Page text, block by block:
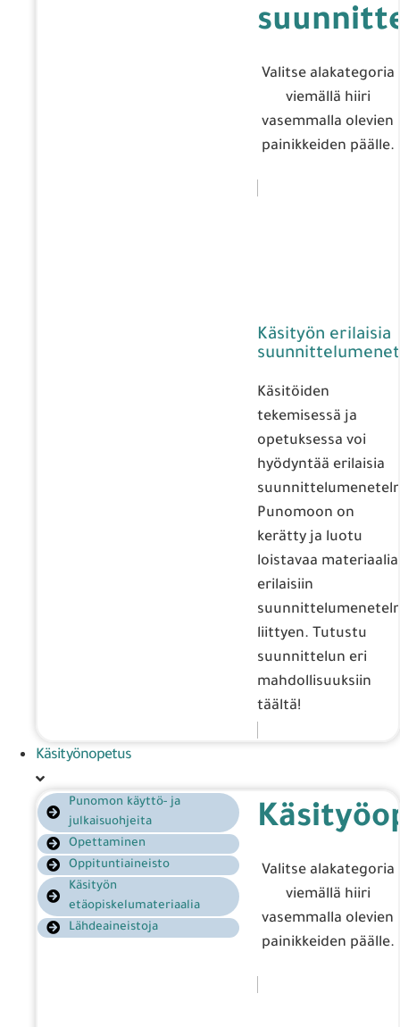
Valitse alakategoria
viemällä hiiri
vasemmalla olevien
painikkeiden päälle.
Käsityön erilaisia
Käsitöiden
tekemisessä ja
opetuksessa voi
hyödyntää erilaisia
Punomoon on
kerätty ja luotu
loistavaa materiaalia
erilaisiin
liittyen. Tutustu
suunnittelun eri
mahdollisuuksiin
täältä!
Käsityönopetus
Punomon käyttö- ja
julkaisuohjeita
Opettaminen
Oppituntiaineisto
Käsityön
etäopiskelumateriaalia
Lähdeaineistoja
Valitse alakategoria
viemällä hiiri
vasemmalla olevien
painikkeiden päälle.